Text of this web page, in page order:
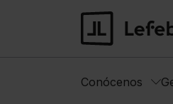
Conócenos